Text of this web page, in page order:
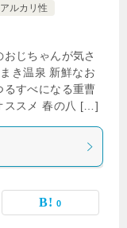
ルカリ性
じちゃんが気さ
き温泉 新鮮なお
すべになる重曹
ススメ 春の八 […]
0